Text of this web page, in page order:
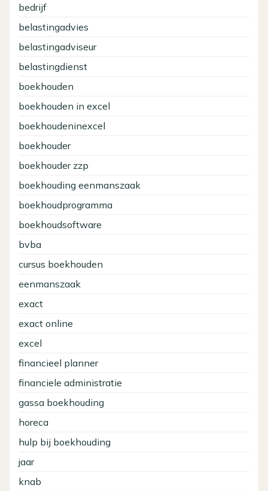
bedrijf
belastingadvies
belastingadviseur
belastingdienst
boekhouden
boekhouden in excel
boekhoudeninexcel
boekhouder
boekhouder zzp
boekhouding eenmanszaak
boekhoudprogramma
boekhoudsoftware
bvba
cursus boekhouden
eenmanszaak
exact
exact online
excel
financieel planner
financiele administratie
gassa boekhouding
horeca
hulp bij boekhouding
jaar
knab